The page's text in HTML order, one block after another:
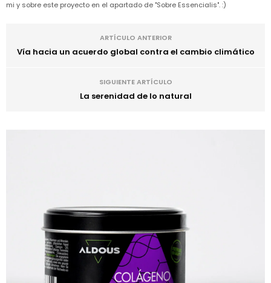
mi y sobre este proyecto en el apartado de "Sobre Essencialis". :)
ARTÍCULO ANTERIOR
Vía hacia un acuerdo global contra el cambio climático
SIGUIENTE ARTÍCULO
La serenidad de lo natural